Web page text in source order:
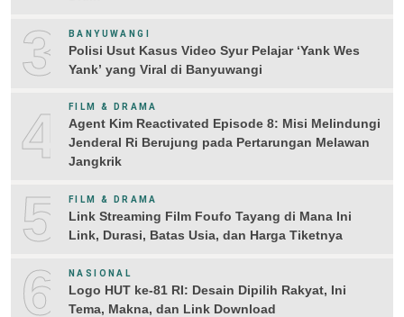
3 BANYUWANGI
Polisi Usut Kasus Video Syur Pelajar ‘Yank Wes
Yank’ yang Viral di Banyuwangi
4 FILM & DRAMA
Agent Kim Reactivated Episode 8: Misi Melindungi
Jenderal Ri Berujung pada Pertarungan Melawan
Jangkrik
5 FILM & DRAMA
Link Streaming Film Foufo Tayang di Mana Ini
Link, Durasi, Batas Usia, dan Harga Tiketnya
6 NASIONAL
Logo HUT ke-81 RI: Desain Dipilih Rakyat, Ini
Tema, Makna, dan Link Download